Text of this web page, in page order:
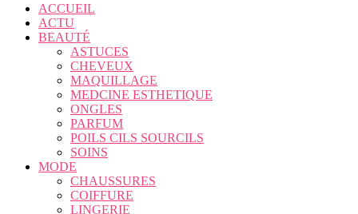
ACCUEIL
ACTU
BEAUTÉ
ASTUCES
CHEVEUX
MAQUILLAGE
MEDCINE ESTHETIQUE
ONGLES
PARFUM
POILS CILS SOURCILS
SOINS
MODE
CHAUSSURES
COIFFURE
LINGERIE